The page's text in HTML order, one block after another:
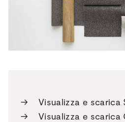
→
Visualizza e scarica
→
Visualizza e scarica